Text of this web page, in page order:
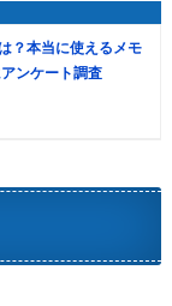
？本当に使えるメモ
ンケート調査